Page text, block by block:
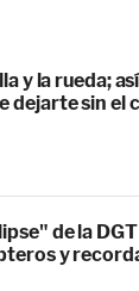
y la rueda;
dejarte sin el
de la
y